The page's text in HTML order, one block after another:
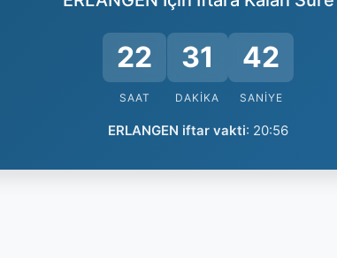
22
SAAT
31
DAKIKA
42
SANIYE
ERLANGEN iftar vakti: 20:56